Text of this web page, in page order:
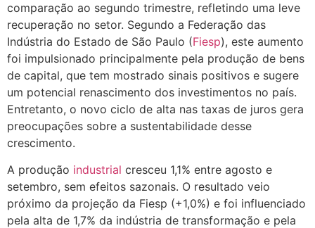
comparação ao segundo trimestre, refletindo uma leve
recuperação no setor. Segundo a Federação das
Indústria do Estado de São Paulo (Fiesp), este aumento
foi impulsionado principalmente pela produção de bens
de capital, que tem mostrado sinais positivos e sugere
um potencial renascimento dos investimentos no país.
Entretanto, o novo ciclo de alta nas taxas de juros gera
preocupações sobre a sustentabilidade desse
crescimento.
A produção industrial cresceu 1,1% entre agosto e
setembro, sem efeitos sazonais. O resultado veio
próximo da projeção da Fiesp (+1,0%) e foi influenciado
pela alta de 1,7% da indústria de transformação e pela